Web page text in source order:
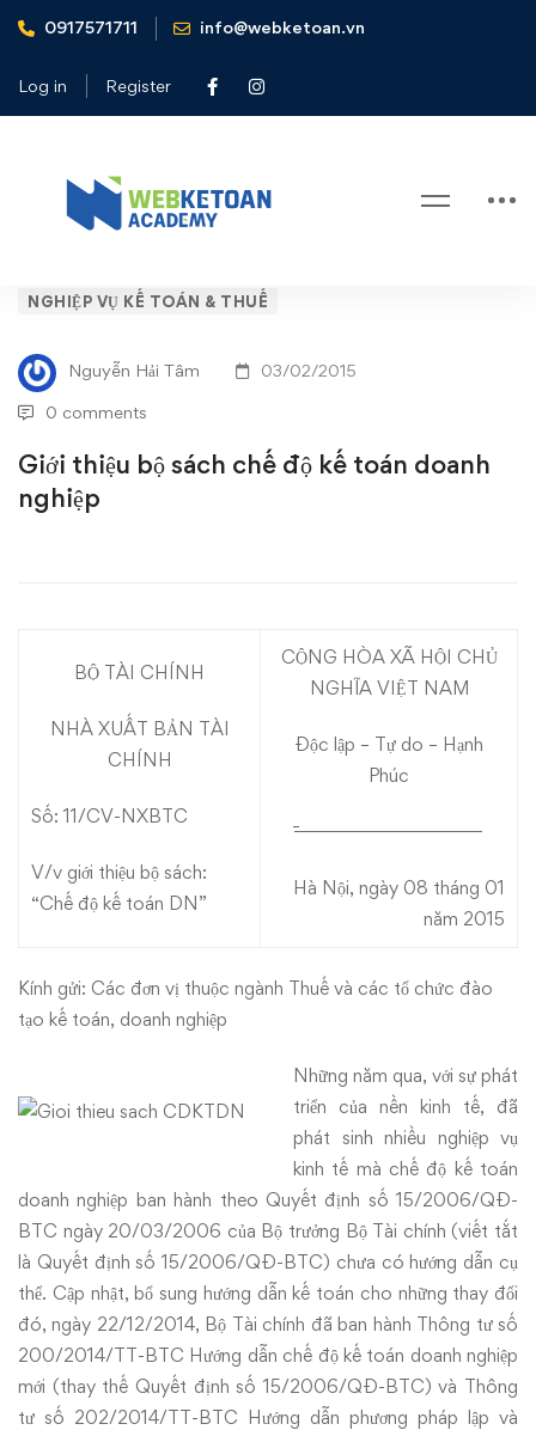
0917571711 info@webketoan.vn
Log in Register
Home
Nghiệp vụ Kế toán & Thuế
Giới
thiệu
bộ
sách
chế
toán
doanh
NGHIỆP VỤ KẾ TOÁN & THUẾ
Nguyễn Hải Tâm 03/02/2015
0 comments
Giới thiệu bộ sách chế độ kế toán doanh
nghiệp
BỘ TÀI CHÍNH
NHÀ XUẤT BẢN TÀI
CHÍNH
Số: 11/CV-NXBTC
V/v giới thiệu bộ sách:
“Chế độ kế toán DN”
CỘNG HÒA XÃ HỘI CHỦ
NGHĨA VIỆT NAM
Độc lập – Tự do – Hạnh
Phúc
̄ ̄ ̄ ̄ ̄ ̄ ̄ ̄ ̄ ̄ ̄ ̄ ̄ ̄ ̄ ̄ ̄ ̄ ̄ ̄ ̄ ̄ ̄ ̄ ̄ ̄ ̄ ̄ ̄ ̄ ̄ ̄ ̄ ̄ ̄ ̄ ̄ ̄ ̄ ̄
Hà Nội, ngày 08 tháng 01
năm 2015
Kính gửi: Các đơn vị thuộc ngành Thuế và các tổ chức đào
tạo kế toán, doanh nghiệp
Những năm qua, với sự phát
triển của nền kinh tế, đã
phát sinh nhiều nghiệp vụ
kinh tế mà chế độ kế toán
doanh nghiệp ban hành theo Quyết định số 15/2006/QĐ-
BTC ngày 20/03/2006 của Bộ trưởng Bộ Tài chính (viết tắt
là Quyết định số 15/2006/QĐ-BTC) chưa có hướng dẫn cụ
thể. Cập nhật, bổ sung hướng dẫn kế toán cho những thay đổi
đó, ngày 22/12/2014, Bộ Tài chính đã ban hành Thông tư số
200/2014/TT-BTC Hướng dẫn chế độ kế toán doanh nghiệp
mới (thay thế Quyết định số 15/2006/QĐ-BTC) và Thông
tư số 202/2014/TT-BTC Hướng dẫn phương pháp lập và